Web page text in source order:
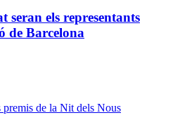
seran els representants
de Barcelona